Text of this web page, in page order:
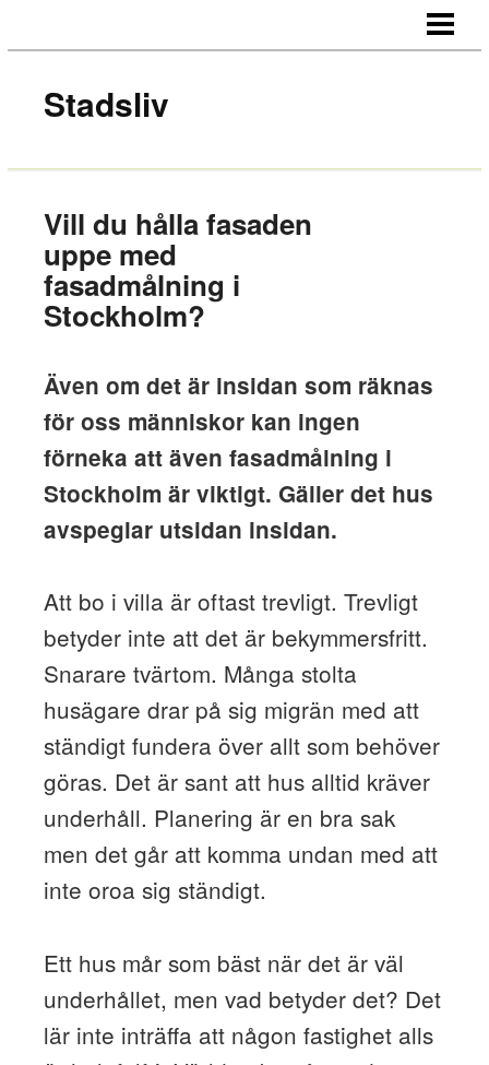
KONTAKT
Stadsliv
Vill du hålla fasaden
uppe med
fasadmålning i
Stockholm?
Även om det är insidan som räknas
för oss människor kan ingen
förneka att även fasadmålning i
Stockholm är viktigt. Gäller det hus
avspeglar utsidan insidan.
Att bo i villa är oftast trevligt. Trevligt
betyder inte att det är bekymmersfritt.
Snarare tvärtom. Många stolta
husägare drar på sig migrän med att
ständigt fundera över allt som behöver
göras. Det är sant att hus alltid kräver
underhåll. Planering är en bra sak
men det går att komma undan med att
inte oroa sig ständigt.
Ett hus mår som bäst när det är väl
underhållet, men vad betyder det? Det
lär inte inträffa att någon fastighet alls